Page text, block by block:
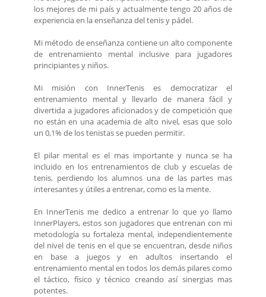
los mejores de mi país y actualmente tengo 20 años de
experiencia en la enseñanza del tenis y pádel.
Mi método de enseñanza contiene un alto componente
de entrenamiento mental inclusive para jugadores
principiantes y niños.
Mi misión con InnerTenis es democratizar el
entrenamiento mental y llevarlo de manera fácil y
divertida a jugadores aficionados y de competición que
no están en una academia de alto nivel, esas que solo
un 0,1% de los tenistas se pueden permitir.
El pilar mental es el mas importante y nunca se ha
incluido en los entrenamientos de club y escuelas de
tenis, perdiendo los alumnos una de las partes mas
interesantes y útiles a entrenar, como es la mente.
En InnerTenis me dedico a entrenar lo que yo llamo
InnerPlayers, estos son jugadores que entrenan con mi
metodología su fortaleza mental, independientemente
del nivel de tenis en el que se encuentran, desde niños
en base a juegos y en adultos insertando el
entrenamiento mental en todos los demás pilares como
el táctico, físico y técnico creando así sinergias mas
potentes.